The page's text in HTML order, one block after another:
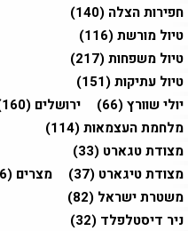
חפירות הצלה (140)
טיול מורשת(116)
טיול משפחות(217)
טיול עתיקות(151)
יולי שוורץ(66) ירושלים (160)
מלחמת העצמאות(114)
מצודת טגארט (33)
מצודת טיגארט (37) מצרים (36)
משטרת ישראל (82)
ניר דיסטלפלד (32)